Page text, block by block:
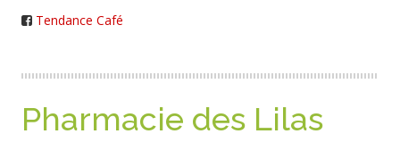
Tendance Café
Pharmacie des Lilas